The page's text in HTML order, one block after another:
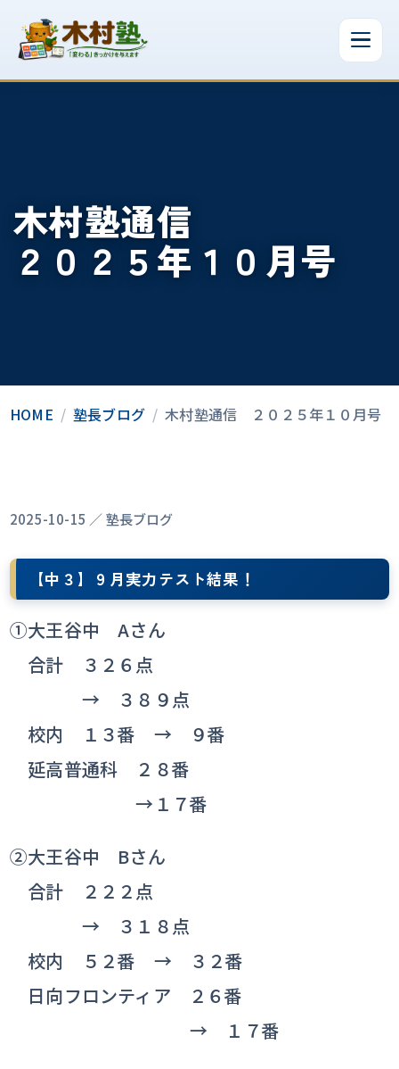
木村塾通信
２０２５年１０月号
HOME / 塾長ブログ / 木村塾通信 ２０２５年１０月号
2025-10-15 ／ 塾長ブログ
【中３】９月実力テスト結果！
①大王谷中 Aさん
合計 ３２６点
→ ３８９点
校内 １３番 → ９番
延高普通科 ２８番
→１７番
②大王谷中 Bさん
合計 ２２２点
→ ３１８点
校内 ５２番 → ３２番
日向フロンティア ２６番
→ １７番